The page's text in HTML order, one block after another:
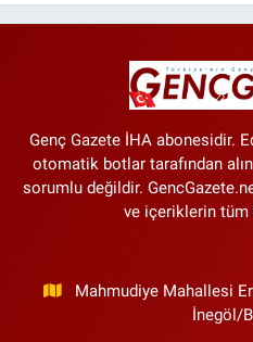
hayatını
Genç Gazete İHA abonesidir.
otomatik botlar tarafından
sorumlu değildir.
ve içeriklerin tüm
Mahmudiye Mahallesi
İnegöl/